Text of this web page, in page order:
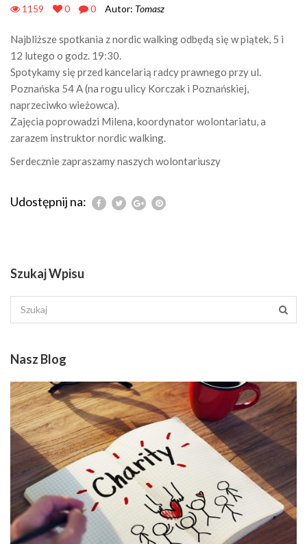
1159 0 0 Autor: Tomasz
Najbliższe spotkania z nordic walking odbędą się w piątek, 5 i
12 lutego o godz. 19:30.
Spotykamy się przed kancelarią radcy prawnego przy ul.
Poznańska 54 A (na rogu ulicy Korczak i Poznańskiej,
naprzeciwko wieżowca).
Zajęcia poprowadzi Milena, koordynator wolontariatu, a
zarazem instruktor nordic walking.
Serdecznie zapraszamy naszych wolontariuszy
Udostępnij na:
Szukaj Wpisu
Nasz Blog